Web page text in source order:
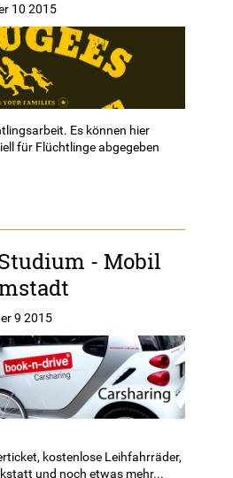
10 2015
Es können hier
für Flüchtlinge abgegeben
- Mobil
9 2015
kostenlose Leihfahrräder,
und noch etwas mehr...